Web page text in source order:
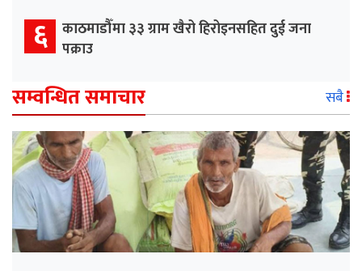
६ काठमाडौँमा ३३ ग्राम खैरो हिरोइनसहित दुई जना
पक्राउ
सम्वन्धित समाचार सबै